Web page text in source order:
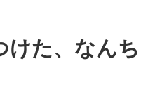
けた、なん